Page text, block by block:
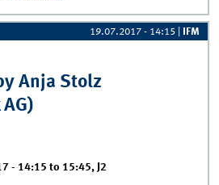
19.07.2017 - 14:15 IFM
Anja Stolz
- 14:15 to 15:45, J2